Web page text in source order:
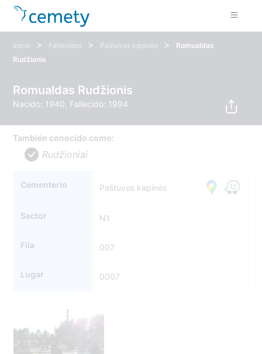
Inicio > Fallecidos > Paštuvos kapinės >
Romualdas
Rudžionis
Romualdas Rudžionis
Nacido: 1940, Fallecido: 1994
También conocido como:
Rudžioniai
Cementerio Paštuvos kapinės
Sector N1
Fila 007
Lugar 0007